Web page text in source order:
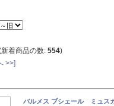
着商品の数: 554)
>>]
バルメス ブシェール ミュス